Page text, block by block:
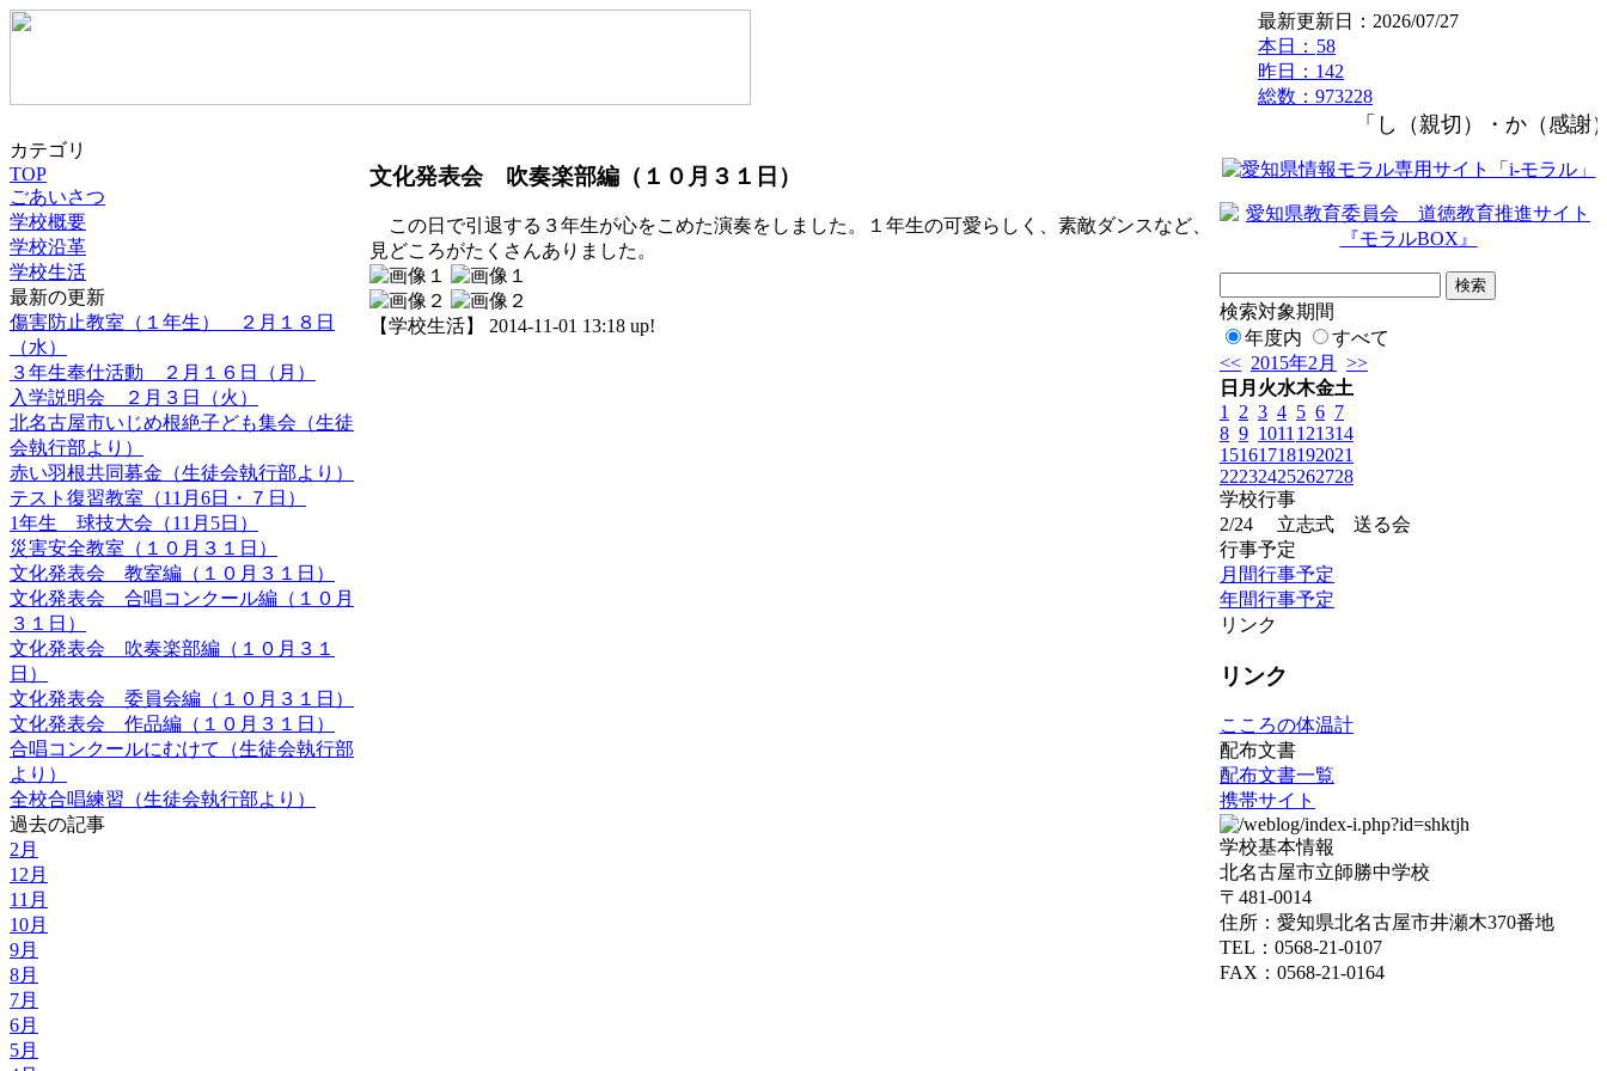
最新更新日：2026/07/27
本日： 58
昨日：142
総数：973228
「し（親切）・か（感謝
カテゴリ
TOP
ごあいさつ
学校概要
学校沿革
学校生活
最新の更新
傷害防止教室（１年生） ２月１８日
（水）
３年生奉仕活動 ２月１６日（月）
入学説明会 ２月３日（火）
北名古屋市いじめ根絶子ども集会（生徒
会執行部より）
赤い羽根共同募金（生徒会執行部より）
テスト復習教室（11月6日・７日）
1年生 球技大会（11月5日）
災害安全教室（１０月３１日）
文化発表会 教室編（１０月３１日）
文化発表会 合唱コンクール編（１０月
３１日）
文化発表会 吹奏楽部編（１０月３１
日）
文化発表会 委員会編（１０月３１日）
文化発表会 作品編（１０月３１日）
合唱コンクールにむけて（生徒会執行部
より）
全校合唱練習（生徒会執行部より）
過去の記事
2月
12月
11月
10月
9月
8月
7月
6月
5月
文化発表会 吹奏楽部編（１０月３１日）
この日で引退する３年生が心をこめた演奏をしました。１年生の可愛らしく、素敵ダンスなど、
見どころがたくさんありました。
【学校生活】 2014-11-01 13:18 up!
検索対象期間
年度内
すべて
<< 2015年2月
>>
日 月 火水木金土
1
2 3 4 5 6 7
8 9 1011 121314
15161718192021
22232425262728
学校行事
2/24
立志式 送る会
行事予定
月間行事予定
年間行事予定
リンク
リンク
こころの体温計
配布文書
配布文書一覧
携帯サイト
学校基本情報
北名古屋市立師勝中学校
〒481-0014
住所：愛知県北名古屋市井瀬木370番地
TEL：0568-21-0107
FAX：0568-21-0164